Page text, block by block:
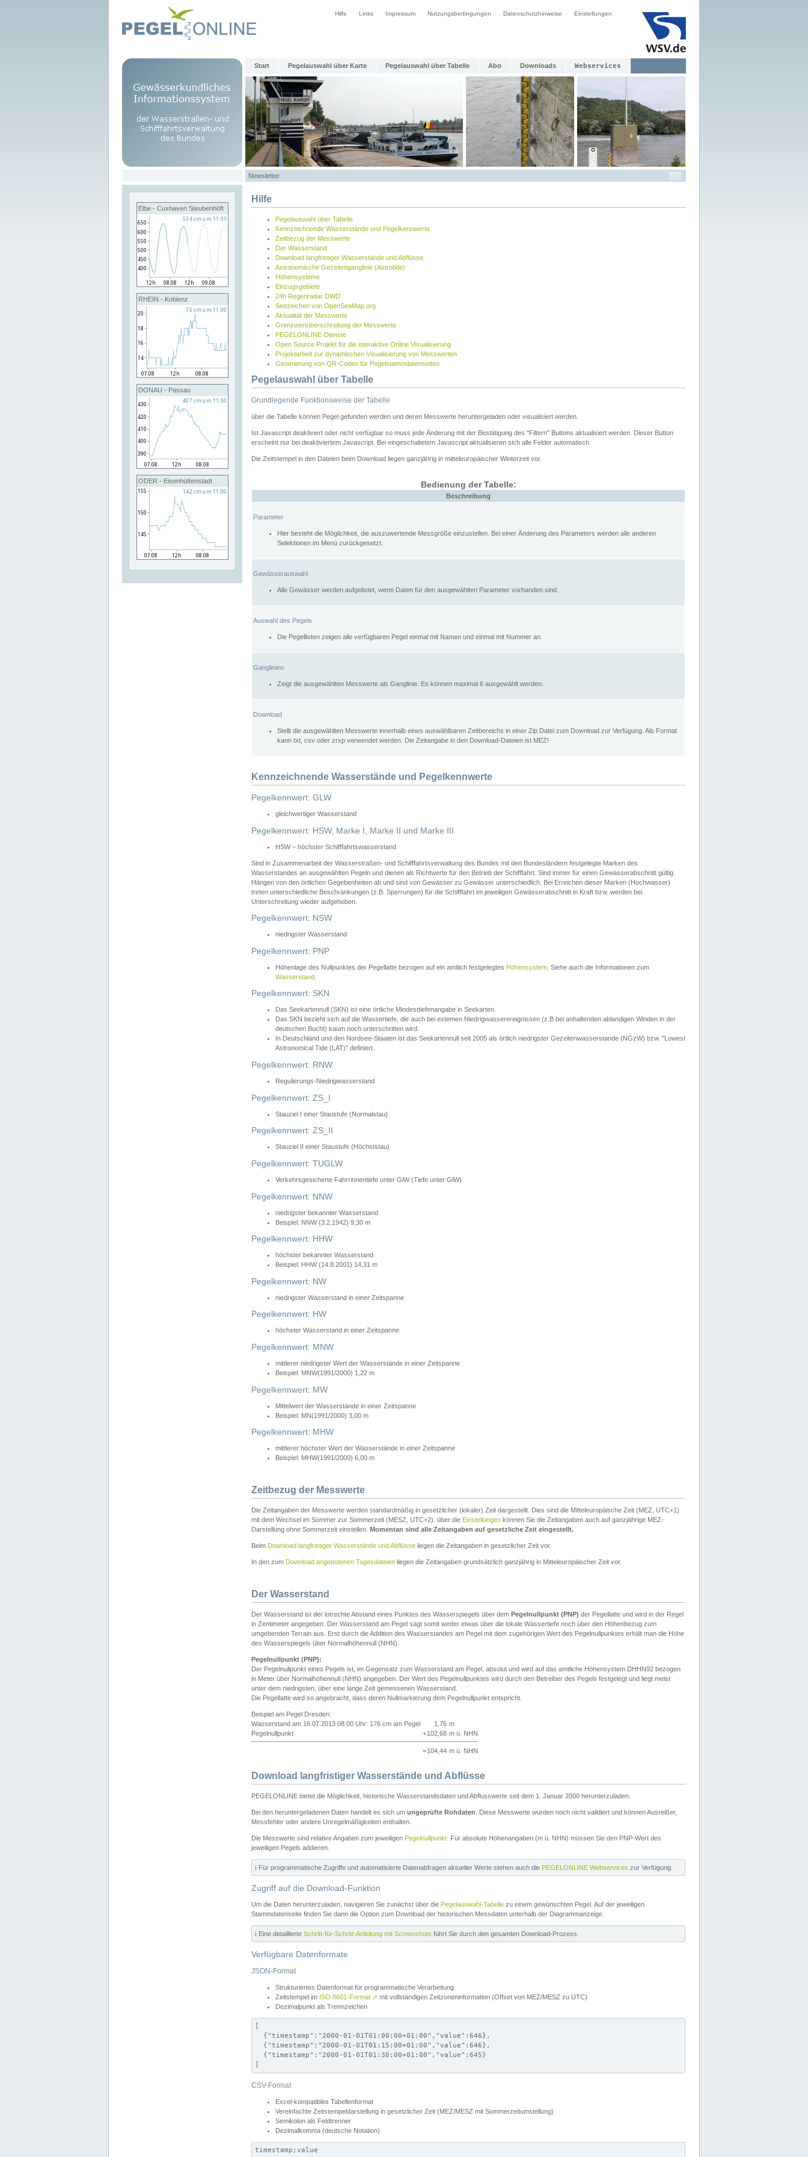
Hilfe Links Impressum Nutzungsbedingungen Datenschutzhinweise Einstellungen
Start Pegelauswahl über Karte Pegelauswahl über Tabelle Abo Downloads Webservices
Newsletter
Elbe - Cuxhaven Steubenhöft
RHEIN - Koblenz
DONAU - Passau
ODER - Eisenhüttenstadt
Hilfe
Pegelauswahl über Tabelle
Kennzeichnende Wasserstände und Pegelkennwerte
Zeitbezug der Messwerte
Der Wasserstand
Download langfristiger Wasserstände und Abflüsse
Astronomische Gezeitenganglinie (Astrotide)
Höhensysteme
Einzugsgebiete
24h Regenradar DWD
Seezeichen von OpenSeaMap.org
Aktualität der Messwerte
Grenzwertüberschreitung der Messwerte
PEGELONLINE-Dienste
Open Source Projekt für die interaktive Online Visualisierung
Projektarbeit zur dynamischen Visualisierung von Messwerten
Generierung von QR-Codes für Pegelstammdatenseiten
Pegelauswahl über Tabelle
Grundlegende Funktionsweise der Tabelle
über die Tabelle können Pegel gefunden werden und deren Messwerte heruntergeladen oder visualisiert werden.
Ist Javascript deaktiviert oder nicht verfügbar so muss jede Änderung mit der Bestätigung des "Filtern" Buttons aktualisiert werden. Dieser Button
erscheint nur bei deaktiviertem Javascript. Bei eingeschaltetem Javascript aktualisieren sich alle Felder automatisch.
Die Zeitstempel in den Dateien beim Download liegen ganzjährig in mitteleuropäischer Winterzeit vor.
Bedienung der Tabelle:
Beschreibung
Parameter
Hier besteht die Möglichkeit, die auszuwertende Messgröße einzustellen. Bei einer Änderung des Parameters werden alle anderen
Selektionen im Menü zurückgesetzt.
Gewässerauswahl
Alle Gewässer werden aufgelistet, wenn Daten für den ausgewählten Parameter vorhanden sind.
Auswahl des Pegels
Die Pegellisten zeigen alle verfügbaren Pegel einmal mit Namen und einmal mit Nummer an.
Ganglinien
Zeigt die ausgewählten Messwerte als Ganglinie. Es können maximal 6 ausgewählt werden.
Download
Stellt die ausgewählten Messwerte innerhalb eines auswählbaren Zeitbereichs in einer Zip Datei zum Download zur Verfügung. Als Format
kann txt, csv oder zrxp verwendet werden. Die Zeitangabe in den Download-Dateien ist MEZ!
Kennzeichnende Wasserstände und Pegelkennwerte
Pegelkennwert: GLW
gleichwertiger Wasserstand
Pegelkennwert: HSW, Marke I, Marke II und Marke III
HSW – höchster Schifffahrtswasserstand
Sind in Zusammenarbeit der Wasserstraßen- und Schifffahrtsverwaltung des Bundes mit den Bundesländern festgelegte Marken des
Wasserstandes an ausgewählten Pegeln und dienen als Richtwerte für den Betrieb der Schifffahrt. Sind immer für einen Gewässerabschnitt gültig.
Hängen von den örtlichen Gegebenheiten ab und sind von Gewässer zu Gewässer unterschiedlich. Bei Erreichen dieser Marken (Hochwasser)
treten unterschiedliche Beschränkungen (z.B. Sperrungen) für die Schifffahrt im jeweiligen Gewässerabschnitt in Kraft bzw. werden bei
Unterschreitung wieder aufgehoben.
Pegelkennwert: NSW
niedrigster Wasserstand
Pegelkennwert: PNP
Höhenlage des Nullpunktes der Pegellatte bezogen auf ein amtlich festgelegtes Höhensystem . Siehe auch die Informationen zum
Wasserstand
Pegelkennwert: SKN
Das Seekartennull (SKN) ist eine örtliche Mindesttiefenangabe in Seekarten.
Das SKN bezieht sich auf die Wassertiefe, die auch bei extemen Niedrigwasserereignissen (z.B bei anhaltenden ablandigen Winden in der
deutschen Bucht) kaum noch unterschritten wird.
In Deutschland und den Nordsee-Staaten ist das Seekartennull seit 2005 als örtlich niedrigster Gezeitenwasserstande (NGzW) bzw. "Lowest
Astronomical Tide (LAT)" definiert.
Pegelkennwert: RNW
Regulierungs-Niedrigwasserstand
Pegelkennwert: ZS_I
Stauziel I einer Staustufe (Normalstau)
Pegelkennwert: ZS_II
Stauziel II einer Staustufe (Höchststau)
Pegelkennwert: TUGLW
Verkehrsgesicherte Fahrrinnentiefe unter GlW (Tiefe unter GlW)
Pegelkennwert: NNW
niedrigster bekannter Wasserstand
Beispiel: NNW (3.2.1942) 9,30 m
Pegelkennwert: HHW
höchster bekannter Wasserstand
Beispiel: HHW (14.8.2001) 14,31 m
Pegelkennwert: NW
niedrigster Wasserstand in einer Zeitspanne
Pegelkennwert: HW
höchster Wasserstand in einer Zeitspanne
Pegelkennwert: MNW
mittlerer niedrigster Wert der Wasserstände in einer Zeitspanne
Beispiel: MNW(1991/2000) 1,22 m
Pegelkennwert: MW
Mittelwert der Wasserstände in einer Zeitspanne
Beispiel: MN(1991/2000) 3,00 m
Pegelkennwert: MHW
mittlerer höchster Wert der Wasserstände in einer Zeitspanne
Beispiel: MHW(1991/2000) 6,00 m
Zeitbezug der Messwerte
Die Zeitangaben der Messwerte werden standardmäßig in gesetzlicher (lokaler) Zeit dargestellt. Dies sind die Mitteleuropäische Zeit (MEZ, UTC+1)
mit dem Wechsel im Sommer zur Sommerzeit (MESZ, UTC+2). über die Einstellungen können Sie die Zeitangaben auch auf ganzjährige MEZ-
Darstellung ohne Sommerzeit einstellen. Momentan sind alle Zeitangaben auf gesetzliche Zeit eingestellt.
Beim Download langfristiger Wasserstände und Abflüsse liegen die Zeitangaben in gesetzlicher Zeit vor.
In den zum Download angebotenen Tagesdateien liegen die Zeitangaben grundsätzlich ganzjährig in Mitteleuropäischer Zeit vor.
Der Wasserstand
Der Wasserstand ist der lotrechte Abstand eines Punktes des Wasserspiegels über dem Pegelnullpunkt (PNP) der Pegellatte und wird in der Regel
in Zentimeter angegeben. Der Wasserstand am Pegel sagt somit weder etwas über die lokale Wassertiefe noch über den Höhenbezug zum
umgebenden Terrain aus. Erst durch die Addition des Wasserstandes am Pegel mit dem zugehörigen Wert des Pegelnullpunktes erhält man die Höhe
des Wasserspiegels über Normalhöhennull (NHN).
Pegelnullpunkt (PNP):
Der Pegelnullpunkt eines Pegels ist, im Gegensatz zum Wasserstand am Pegel, absolut und wird auf das amtliche Höhensystem DHHN92 bezogen
in Meter über Normalhöhennull (NHN) angegeben. Der Wert des Pegelnullpunktes wird durch den Betreiber des Pegels festgelegt und liegt meist
unter dem niedrigsten, über eine lange Zeit gemessenen Wasserstand.
Die Pegellatte wird so angebracht, dass deren Nullmarkierung dem Pegelnullpunkt entspricht.
Beispiel am Pegel Dresden:
Wasserstand am 16.07.2013 08:00 Uhr: 176 cm am Pegel
1,76 m
Pegelnullpunkt
+102,68 m ü. NHN
=104,44 m ü. NHN
Download langfristiger Wasserstände und Abflüsse
PEGELONLINE bietet die Möglichkeit, historische Wasserstandsdaten und Abflusswerte seit dem 1. Januar 2000 herunterzuladen.
Bei den heruntergeladenen Daten handelt es sich um ungeprüfte Rohdaten . Diese Messwerte wurden noch nicht validiert und können Ausreißer,
Messfehler oder andere Unregelmäßigkeiten enthalten.
Die Messwerte sind relative Angaben zum jeweiligen Pegelnullpunkt . Für absolute Höhenangaben (m ü. NHN) müssen Sie den PNP-Wert des
jeweiligen Pegels addieren.
ℹ️ Für programmatische Zugriffe und automatisierte Datenabfragen aktueller Werte stehen auch die PEGELONLINE Webservices zur Verfügung.
Zugriff auf die Download-Funktion
Um die Daten herunterzuladen, navigieren Sie zunächst über die Pegelauswahl-Tabelle zu einem gewünschten Pegel. Auf der jeweiligen
Stammdatenseite finden Sie dann die Option zum Download der historischen Messdaten unterhalb der Diagrammanzeige.
ℹ️ Eine detaillierte Schritt-für-Schritt-Anleitung mit Screenshots führt Sie durch den gesamten Download-Prozess.
Verfügbare Datenformate
JSON-Format
Strukturiertes Datenformat für programmatische Verarbeitung
Zeitstempel im ISO 8601-Format ↗ mit vollständigen Zeitzoneninformation (Offset von MEZ/MESZ zu UTC)
Dezimalpunkt als Trennzeichen
[
  {"timestamp":"2000-01-01T01:00:00+01:00","value":646},
  {"timestamp":"2000-01-01T01:15:00+01:00","value":646},
  {"timestamp":"2000-01-01T01:30:00+01:00","value":645}
]
CSV-Format
Excel-kompatibles Tabellenformat
Vereinfachte Zeitstempeldarstellung in gesetzlicher Zeit (MEZ/MESZ mit Sommerzeitumstellung)
Semikolon als Feldtrenner
Dezimalkomma (deutsche Notation)
timestamp;value